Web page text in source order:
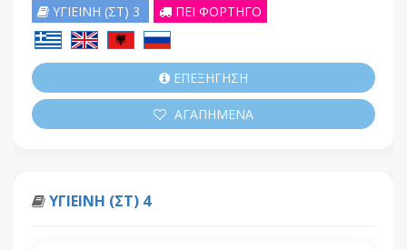
ΥΓΙΕΙΝΗ (ΣΤ) 3 ΠΕΙ ΦΟΡΤΗΓΟ
ΕΠΕΞΗΓΗΣΗ
ΑΓΑΠΗΜΕΝΑ
ΥΓΙΕΙΝΗ (ΣΤ) 4